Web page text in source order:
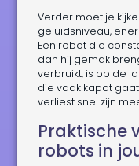
Verder moet je
geluidsniveau,
Een robot die
dan hij gemak
verbruikt, is op de
die vaak kapot
verliest snel zijn
Praktische
robots in